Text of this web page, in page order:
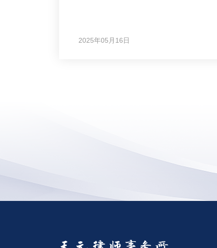
2025年05月16日